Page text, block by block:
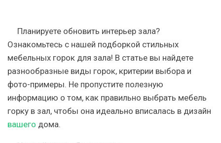
Планируете обновить интерьер зала?
Ознакомьтесь с нашей подборкой стильных
мебельных горок для зала! В статье вы найдете
разнообразные виды горок, критерии выбора и
фото-примеры. Не пропустите полезную
информацию о том, как правильно выбрать мебель
горку в зал, чтобы она идеально вписалась в дизайн
вашего дома.